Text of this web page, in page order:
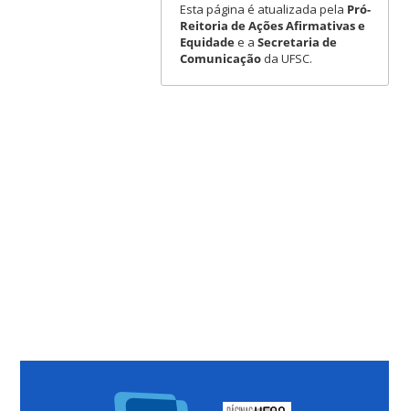
Esta página é atualizada pela Pró-
Reitoria de Ações Afirmativas e
Equidadee a Secretaria de
Comunicaçãoda UFSC.